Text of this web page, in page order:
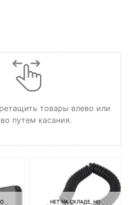
товары влево или
путем касания.
НЕТ НА СКЛАДЕ, НО